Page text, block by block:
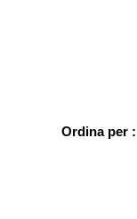
Ordina per :